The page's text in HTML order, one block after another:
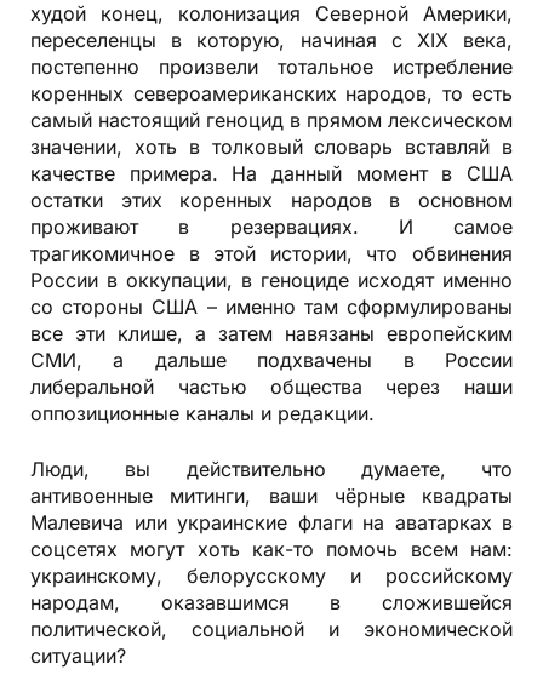
худой конец, колонизация Северной Америки,
переселенцы в которую, начиная с XIX века,
постепенно произвели тотальное истребление
коренных североамериканских народов, то есть
самый настоящий геноцид в прямом лексическом
значении, хоть в толковый словарь вставляй в
качестве примера. На данный момент в США
остатки этих коренных народов в основном
проживают в резервациях. И самое
трагикомичное в этой истории, что обвинения
России в оккупации, в геноциде исходят именно
со стороны США – именно там сформулированы
все эти клише, а затем навязаны европейским
СМИ, а дальше подхвачены в России
либеральной частью общества через наши
оппозиционные каналы и редакции.
Люди, вы действительно думаете, что
антивоенные митинги, ваши чёрные квадраты
Малевича или украинские флаги на аватарках в
соцсетях могут хоть как-то помочь всем нам:
украинскому, белорусскому и российскому
народам, оказавшимся в сложившейся
политической, социальной и экономической
ситуации?